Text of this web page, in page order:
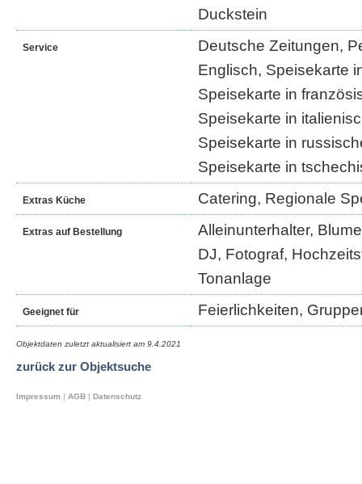
Duckstein
Service
Deutsche Zeitungen,
Englisch, Speisekarte
Speisekarte in
Speisekarte in
Speisekarte in
Speisekarte in
Extras Küche Catering, Regionale
Extras auf Bestellung
Alleinunterhalter,
DJ, Fotograf,
Tonanlage
Geeignet für Feierlichkeiten,
Objektdaten zuletzt aktualisiert am 9.4.2021
zurück zur Objektsuche
Impressum | AGB | Datenschutz